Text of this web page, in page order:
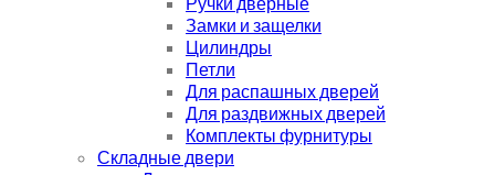
Замки и защелки
Цилиндры
Петли
Для распашных дверей
Для раздвижных дверей
Комплекты фурнитуры
Складные двери